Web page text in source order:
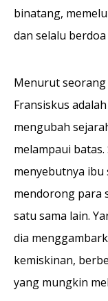
binatang,
dan selalu
Menurut seorang
Fransiskus
mengubah
melampaui
menyebutnya ibu
mendorong para
satu sama lain.
dia
kemiskinan,
yang mungkin